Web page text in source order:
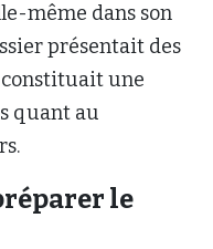
même dans son
présentait des
une
quant au
le